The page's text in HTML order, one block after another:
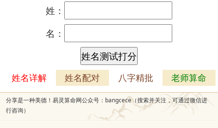
姓：
名：
姓名详解 姓名配对 八字精批 老师算命
分享是一种美德！易灵算命网公众号：bangcece（搜索并关注，可通过微信进
行咨询）